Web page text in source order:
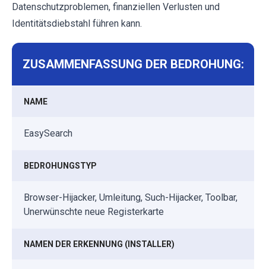
Datenschutzproblemen, finanziellen Verlusten und
Identitätsdiebstahl führen kann.
ZUSAMMENFASSUNG DER BEDROHUNG:
NAME
EasySearch
BEDROHUNGSTYP
Browser-Hijacker, Umleitung, Such-Hijacker, Toolbar,
Unerwünschte neue Registerkarte
NAMEN DER ERKENNUNG (INSTALLER)